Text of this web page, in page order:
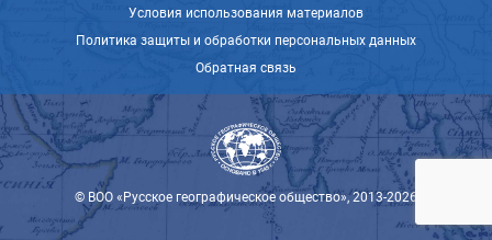
Условия использования материалов
Политика защиты и обработки персональных данных
Обратная связь
© ВОО «Русское географическое общество», 2013-2026